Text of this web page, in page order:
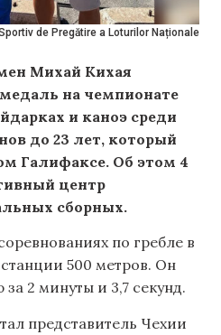
de Pregătire a Loturilor Naționale
Михай Кихая
на чемпионате
и каноэ среди
до 23 лет, который
Галифаксе. Об этом 4
центр
сборных.
по гребле в
500 метров. Он
2 минуты и 3,7 секунд.
представитель Чехии